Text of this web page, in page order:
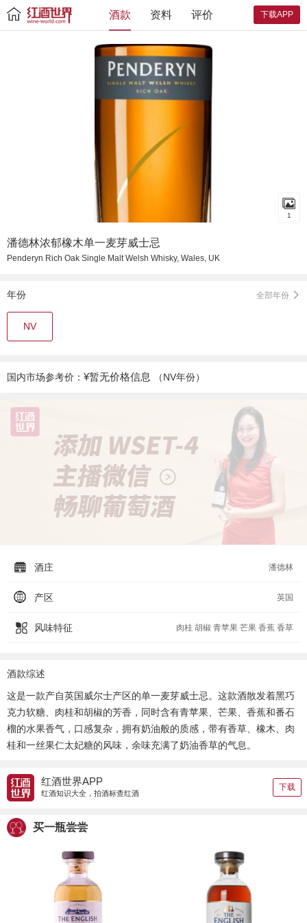
下载APP
酒款 资料 评价
1
潘德林浓郁橡木单一麦芽威士忌
Penderyn Rich Oak Single Malt Welsh Whisky, Wales, UK
年份 全部年份
NV
国内市场参考价： ¥暂无价格信息 （NV年份）
酒庄 潘德林
产区 英国
风味特征 肉桂 胡椒 青苹果 芒果 香蕉 香草
酒款综述
这是一款产自英国威尔士产区的单一麦芽威士忌。这款酒散发着黑巧
克力软糖、肉桂和胡椒的芳香，同时含有青苹果、芒果、香蕉和番石
榴的水果香气，口感复杂，拥有奶油般的质感，带有香草、橡木、肉
桂和一丝果仁太妃糖的风味，余味充满了奶油香草的气息。
红酒世界APP
红酒知识大全，拍酒标查红酒
下载
买一瓶尝尝